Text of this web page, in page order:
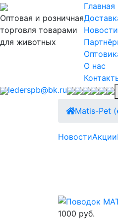
Оптовая и розничная
торговля товарами
для животных
Главная
Новости
О нас
lederspb@bk.ru
Matis-Pet
НовостиАкции
1000 руб.